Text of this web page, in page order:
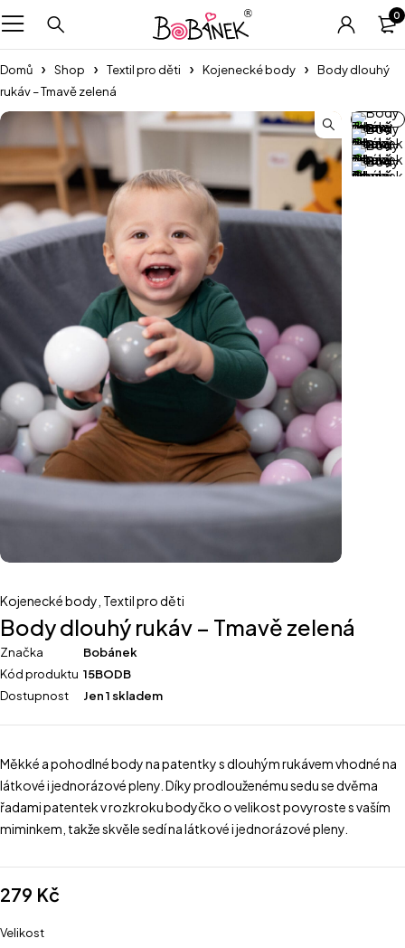
0
Domů Shop Textil pro děti Kojenecké body
Body dlouhý
rukáv – Tmavě zelená
Kojenecké body Textil pro děti
Body dlouhý rukáv – Tmavě zelená
Značka
Bobánek
Kód produktu 15BODB
Dostupnost
Jen 1 skladem
Měkké a pohodlné body na patentky s dlouhým rukávem vhodné na
látkové i jednorázové pleny. Díky prodlouženému sedu se dvěma
řadami patentek v rozkroku bodyčko o velikost povyroste s vaším
miminkem, takže skvěle sedí na látkové i jednorázové pleny.
279 Kč
Velikost